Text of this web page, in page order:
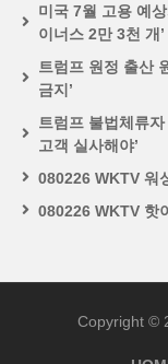
미국 7월 고용 예
이너스 2만 3천 개’
트럼프 원정 출산
금지’
트럼프 불법체류
고객 실사해야’
080226 WKTV 워
080226 WKTV 핫
Copyright ©